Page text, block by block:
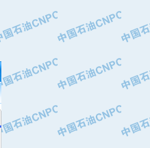
功产出新国标半精炼石蜡 04-21 09:37